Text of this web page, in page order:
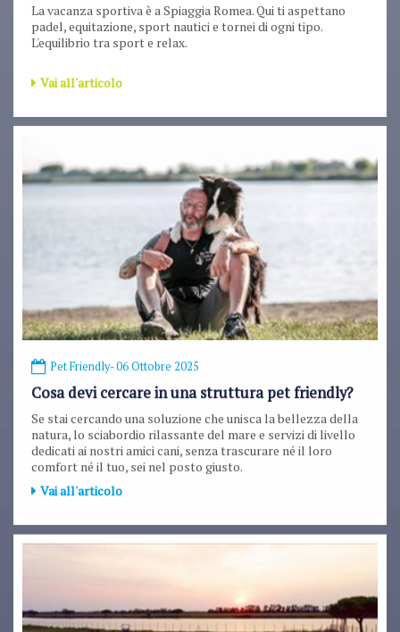
La vacanza sportiva è a Spiaggia Romea. Qui ti aspettano
padel, equitazione, sport nautici e tornei di ogni tipo.
L'equilibrio tra sport e relax.
Vai all'articolo
Pet Friendly- 06 Ottobre 2025
Cosa devi cercare in una struttura pet friendly?
Se stai cercando una soluzione che unisca la bellezza della
natura, lo sciabordio rilassante del mare e servizi di livello
dedicati ai nostri amici cani, senza trascurare né il loro
comfort né il tuo, sei nel posto giusto.
Vai all'articolo